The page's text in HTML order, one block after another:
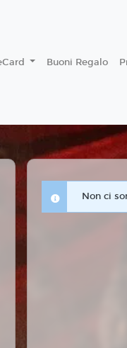
Buoni Regalo
Non ci